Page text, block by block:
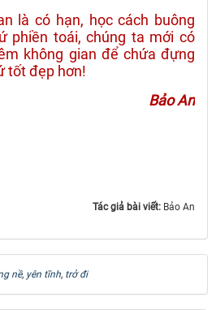
là có hạn, học cách buông
phiền toái, chúng ta mới có
không gian để chứa đựng
tốt đẹp hơn!
Bảo An
Tác giả bài viết: Bảo An
nề, yên tĩnh, trở đi